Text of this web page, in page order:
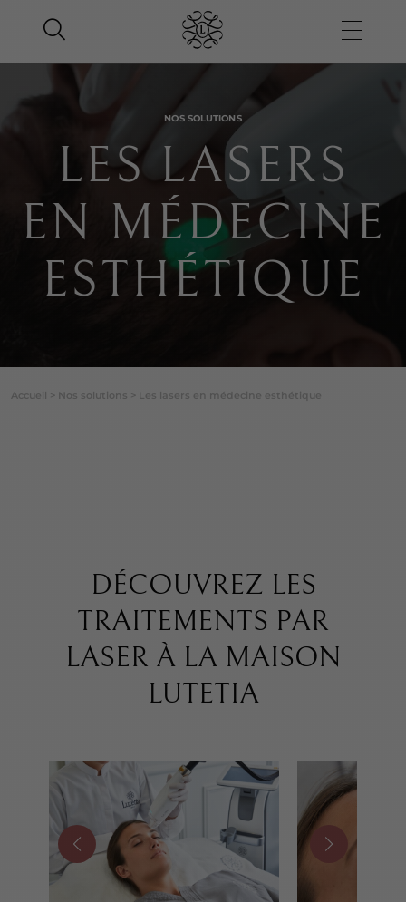
NOS SOLUTIONS
LES LASERS
EN MÉDECINE
ESTHÉTIQUE
Accueil > Nos solutions > Les lasers en médecine esthétique
DÉCOUVREZ LES
TRAITEMENTS PAR
LASER À LA MAISON
LUTETIA